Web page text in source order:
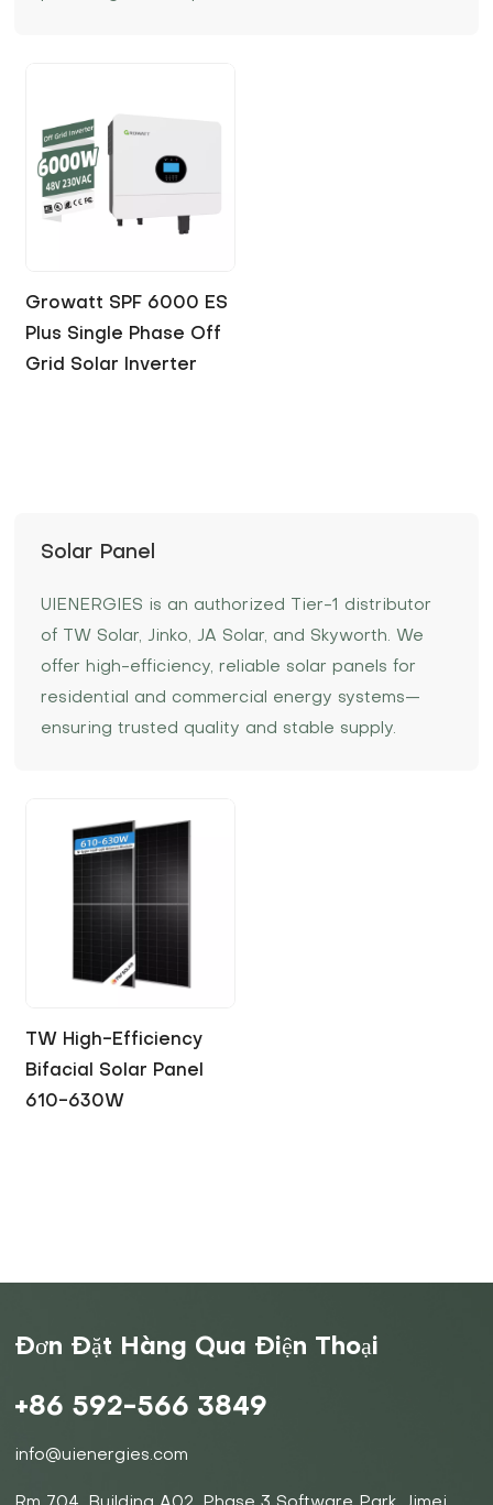
and self-consumption.
Growatt SPF 6000 ES
Plus Single Phase Off
Grid Solar Inverter
Solar Panel
UIENERGIES is an authorized Tier-1 distributor
of TW Solar, Jinko, JA Solar, and Skyworth. We
offer high-efficiency, reliable solar panels for
residential and commercial energy systems—
ensuring trusted quality and stable supply.
TW High-Efficiency
Bifacial Solar Panel
610-630W
Đơn Đặt Hàng Qua Điện Thoại
+86 592-566 3849
info@uienergies.com